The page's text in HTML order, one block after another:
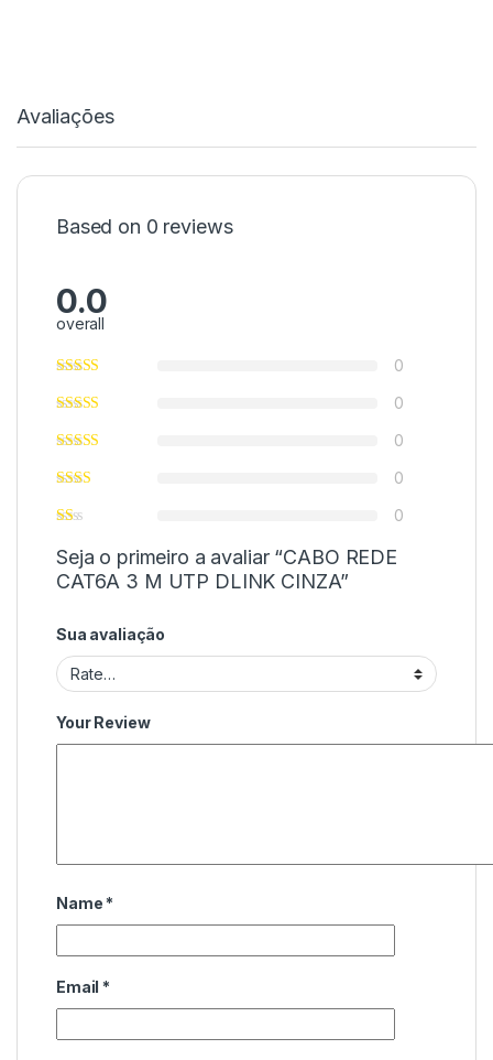
Avaliações
Based on 0 reviews
0.0
overall
0
0
0
0
0
Seja o primeiro a avaliar “CABO REDE
CAT6A 3 M UTP DLINK CINZA”
Sua avaliação
Your Review
Name *
Email *